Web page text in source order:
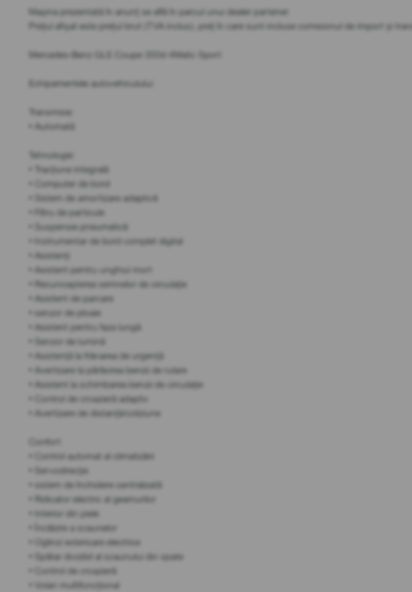
Mașina prezentată în anunț se află în parcul unui dealer partener.
Prețul afișat este prețul brut (TVA inclus), preț în care sunt incluse comisionul de import și
Mercedes-Benz GLE Coupe 350d 4Matic Sport
Echipamentele autovehiculului:
Transmisie:
• Automată
Tehnologie:
• Tracțiune integrală
• Computer de bord
• Sistem de amortizare adaptivă
• Filtru de particule
• Suspensie pneumatică
• Instrumentar de bord complet digital
• Asistenți
• Asistent pentru unghiul mort
• Recunoașterea semnelor de circulație
• Asistent de parcare
• senzor de ploaie
• Asistent pentru faza lungă
• Senzor de lumină
• Asistență la frânarea de urgență
• Avertizare la părăsirea benzii de rulare
• Asistent la schimbarea benzii de circulație
• Control de croazieră adaptiv
• Avertizare de distanță/coliziune
Confort:
• Control automat al climatizării
• Servodirecție
• sistem de închidere centralizată
• Ridicator electric al geamurilor
• Interior din piele
• Încălzire a scaunelor
• Oglinzi exterioare electrice
• Spătar divizibil al scaunului din spate
• Control de croazieră
• Volan multifuncțional